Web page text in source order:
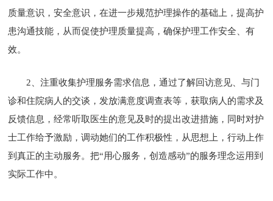
质量意识，安全意识，在进一步规范护理操作的基础上，提高护
患沟通技能，从而促使护理质量提高，确保护理工作安全、有
效。
2、注重收集护理服务需求信息，通过了解回访意见、与门
诊和住院病人的交谈，发放满意度调查表等，获取病人的需求及
反馈信息，经常听取医生的意见及时的提出改进措施，同时对护
士工作给予激励，调动她们的工作积极性，从思想上，行动上作
到真正的主动服务。把“用心服务，创造感动”的服务理念运用到
实际工作中。